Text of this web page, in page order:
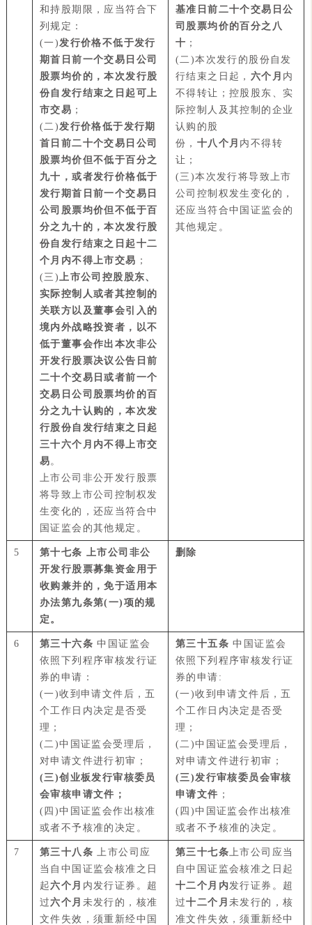
和持股期限，应当符合下
列规定：
(一)发行价格不低于发行
期首日前一个交易日公司
股票均价的，本次发行股
份自发行结束之日起可上
市交易 ；
(二)发行价格低于发行期
首日前二十个交易日公司
股票均价但不低于百分之
九十，或者发行价格低于
发行期首日前一个交易日
公司股票均价但不低于百
分之九十的，本次发行股
份自发行结束之日起十二
个月内不得上市交易 ；
(三)上市公司控股股东、
实际控制人或者其控制的
关联方以及董事会引入的
境内外战略投资者，以不
低于董事会作出本次非公
开发行股票决议公告日前
二十个交易日或者前一个
交易日公司股票均价的百
分之九十认购的，本次发
行股份自发行结束之日起
三十六个月内不得上市交
易。
上市公司非公开发行股票
将导致上市公司控制权发
生变化的，还应当符合中
国证监会的其他规定。
基准日前二十个交易日公
司股票均价的百分之八
十 ；
(二)本次发行的股份自发
行结束之日起， 六个月 内
不得转让；控股股东、实
际控制人及其控制的企业
认购的股
份， 十八个月 内不得转
让；
(三)本次发行将导致上市
公司控制权发生变化的，
还应当符合中国证监会的
其他规定。
5
第十七条 上市公司非公
开发行股票募集资金用于
收购兼并的，免于适用本
办法第九条第(一)项的规
定。
删除
6 第三十六条 中国证监会
依照下列程序审核发行证
券的申请：
(一)收到申请文件后，五
个工作日内决定是否受
理；
(二)中国证监会受理后，
对申请文件进行初审；
(三)创业板发行审核委员
会审核申请文件；
(四)中国证监会作出核准
或者不予核准的决定。
第三十五条 中国证监会
依照下列程序审核发行证
券的申请:
(一)收到申请文件后，五
个工作日内决定是否受
理；
(二)中国证监会受理后，
对申请文件进行初审；
(三)发行审核委员会审核
申请文件 ；
(四)中国证监会作出核准
或者不予核准的决定。
7 第三十八条 上市公司应
当自中国证监会核准之日
起六个月 内发行证券。超
过六个月 未发行的，核准
文件失效，须重新经中国
第三十七条上市公司应当
自中国证监会核准之日起
十二个月内发行证券。超
过十二个月 未发行的，核
准文件失效，须重新经中